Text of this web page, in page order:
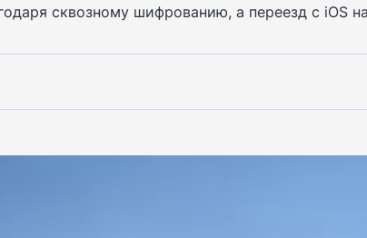
сквозному шифрованию, а переезд с iOS